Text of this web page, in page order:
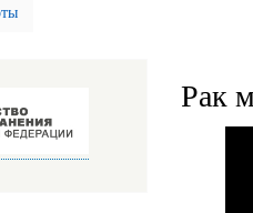
Рак